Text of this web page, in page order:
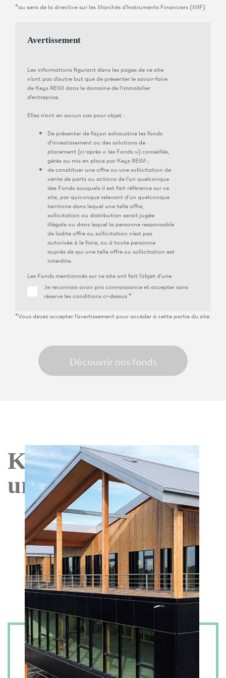
*au sens de la directive sur les Marchés d’Instruments Financiers (MIF)
Avertissement
Les informations figurant dans les pages de ce site
n’ont pas d’autre but que de présenter le savoir-faire
de Keys REIM dans le domaine de l’immobilier
d’entreprise.
Elles n’ont en aucun cas pour objet :
De présenter de façon exhaustive les fonds
d’investissement ou des solutions de
placement (ci-après « les Fonds ») conseillés,
gérés ou mis en place par Keys REIM ;
de constituer une offre ou une sollicitation de
vente de parts ou actions de l’un quelconque
des Fonds auxquels il est fait référence sur ce
site, par quiconque relevant d’un quelconque
territoire dans lequel une telle offre,
sollicitation ou distribution serait jugée
illégale ou dans lequel la personne responsable
de ladite offre ou sollicitation n’est pas
autorisée à le faire, ou à toute personne
auprès de qui une telle offre ou sollicitation est
interdite.
Les Fonds mentionnés sur ce site ont fait l’objet d’une
autorisation lorsqu’ils sont commercialisés en dehors
de leur pays d’origine. De nombreuses restrictions et
sommaire sur ce site, encadrent la souscription ou
fonction notamment du lieu de résidence de
l’investisseur), les conditions d’éligibilité liées à
l’investisseur (fonction notamment de ses
connaissances en matière financière, de sa surface
avertis ( assimilés professionnels , investisseurs Suisses
qualifiés, well informed investor),
Les risques, commissions et horizons de placement
conseillés pour les Fonds présentés sont indiqués en
détail dans le document d’informations des Fonds qui
doivent être mis à la disposition du souscripteur avant
toute souscription ou acquisition. Cette
documentation officielle n’est disponible qu’auprès de
Keys REIM ou de partenaires tiers expressément
autorisés ou mandatés par Keys REIM, parfois de
façon exclusive sur un territoire donné et/ou un
segment d’investisseurs défini.
La valeur des placements de ces Fonds et les revenus
en découlant peuvent évoluer à la hausse comme à la
baisse et ne sont en aucun cas garantis. Le montant
initialement investi peut ne pas être récupéré.
Les informations figurant sur ce site sont protégées
par le droit d’auteur et tous les droits sont réservés.
Elles ne peuvent être ni reproduites, ni copiées, ni
redistribuées en totalité ou en partie.
Keys REIM décline toute responsabilité en cas de
perte ou dommage résultant de l’utilisation ou de la
Je reconnais avoir pris connaissance et accepter sans
réserve les conditions ci-dessus *
*Vous devez accepter l'avertissement pour accéder à cette partie du site.
Keys REIM,
un acteur engagé